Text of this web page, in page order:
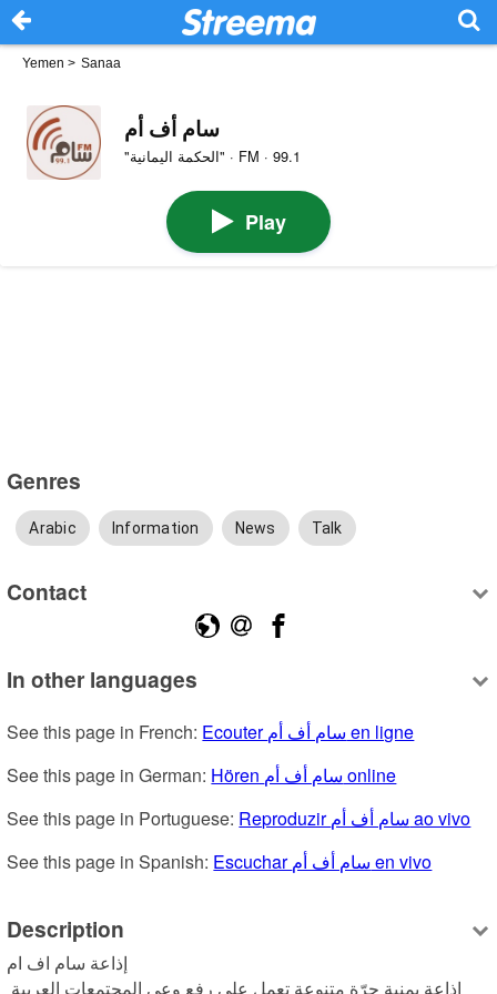
Yemen > Sanaa
سام أف أم
"الحكمة اليمانية" · FM · 99.1
Play
Genres
Arabic Information News Talk
Contact
In other languages
See this page in French:
Ecouter سام أف أم en ligne
See this page in German:
Hören سام أف أم online
See this page in Portuguese:
Reproduzir سام أف أم ao vivo
See this page in Spanish:
Escuchar سام أف أم en vivo
Description
إذاعة سام اف ام